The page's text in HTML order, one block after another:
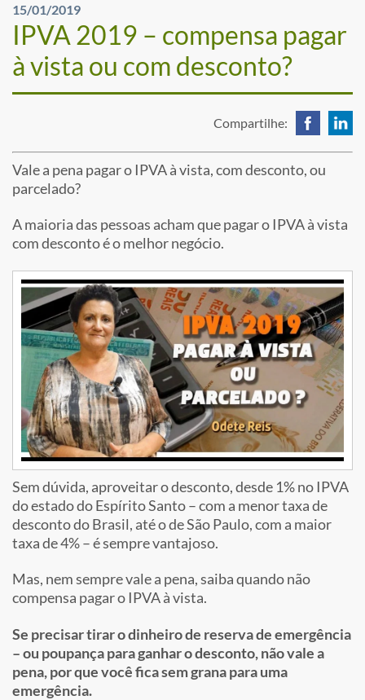
15/01/2019
IPVA 2019 – compensa pagar
à vista ou com desconto?
Compartilhe:
Vale a pena pagar o IPVA à vista, com desconto, ou
parcelado?
A maioria das pessoas acham que pagar o IPVA à vista
com desconto é o melhor negócio.
Sem dúvida, aproveitar o desconto, desde 1% no IPVA
do estado do Espírito Santo – com a menor taxa de
desconto do Brasil, até o de São Paulo, com a maior
taxa de 4% – é sempre vantajoso.
Mas, nem sempre vale a pena, saiba quando não
compensa pagar o IPVA à vista.
Se precisar tirar o dinheiro de reserva de emergência
– ou poupança para ganhar o desconto, não vale a
pena, por que você fica sem grana para uma
emergência.